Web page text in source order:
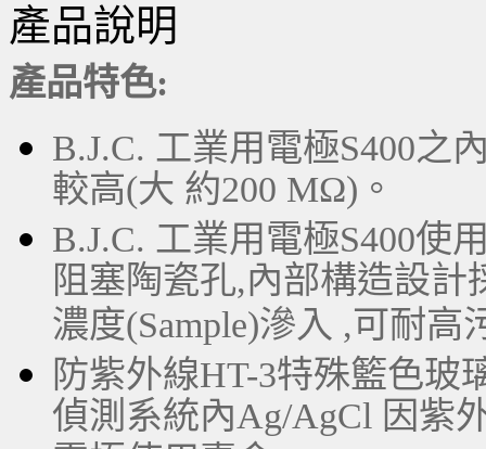
產品說明
產品特色:
B.J.C. 工業用電極S400之
較高(大 約200 MΩ)。
B.J.C. 工業用電極S400使
阻塞陶瓷孔,內部構造設
濃度(Sample)滲入 ,可耐高
防紫外線HT-3特殊籃色玻
偵測系統內Ag/AgCl 因紫